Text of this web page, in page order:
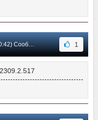
#529 1